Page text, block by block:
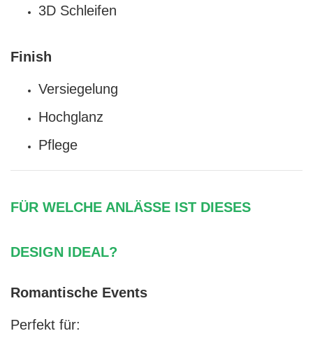
3D Schleifen
Finish
Versiegelung
Hochglanz
Pflege
FÜR WELCHE ANLÄSSE IST DIESES
DESIGN IDEAL?
Romantische Events
Perfekt für: